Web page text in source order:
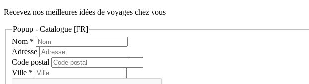
Recevez nos meilleures idées de voyages chez vous
Popup - Catalogue [FR]
Nom *
Adresse
Code postal
Ville *